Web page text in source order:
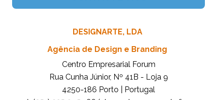
DESIGNARTE, LDA
Agência de Design e Branding
Centro Empresarial Forum
Rua Cunha Júnior, Nº 41B - Loja 9
4250-186 Porto | Portugal